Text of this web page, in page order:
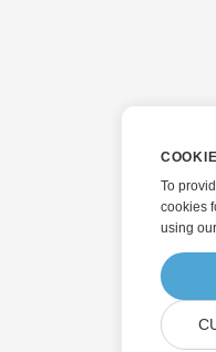
To
cookies
using